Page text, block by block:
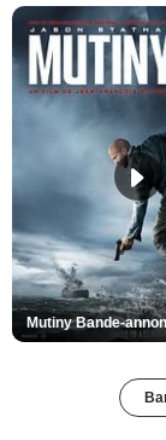
Mutiny Bande-